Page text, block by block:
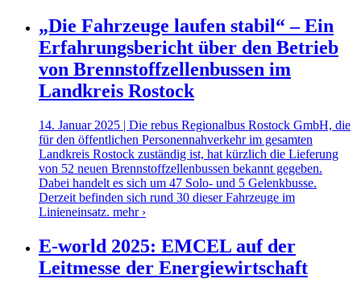
„Die Fahrzeuge laufen stabil“ – Ein
Erfahrungsbericht über den Betrieb
von Brennstoffzellenbussen im
Landkreis Rostock
14. Januar 2025 | Die rebus Regionalbus Rostock GmbH, die
für den öffentlichen Personennahverkehr im gesamten
Landkreis Rostock zuständig ist, hat kürzlich die Lieferung
von 52 neuen Brennstoffzellenbussen bekannt gegeben.
Dabei handelt es sich um 47 Solo- und 5 Gelenkbusse.
Derzeit befinden sich rund 30 dieser Fahrzeuge im
Linieneinsatz. mehr ›
E-world 2025: EMCEL auf der
Leitmesse der Energiewirtschaft